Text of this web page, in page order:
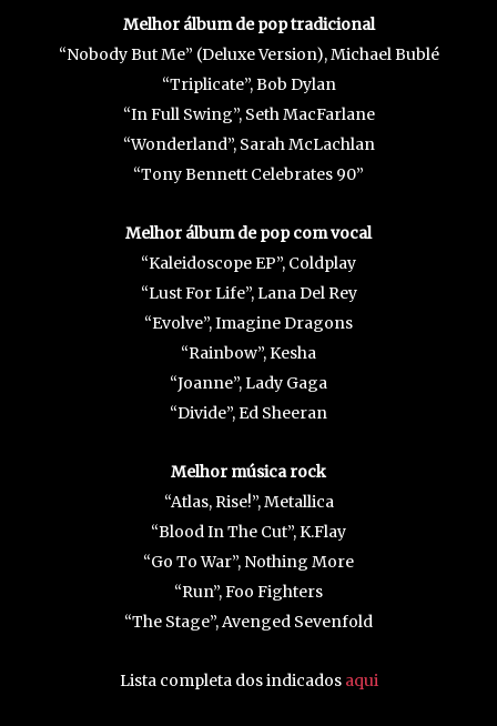
Melhor álbum de pop tradicional
“Nobody But Me” (Deluxe Version), Michael Bublé
“Triplicate”, Bob Dylan
“In Full Swing”, Seth MacFarlane
“Wonderland”, Sarah McLachlan
“Tony Bennett Celebrates 90”
Melhor álbum de pop com vocal
“Kaleidoscope EP”, Coldplay
“Lust For Life”, Lana Del Rey
“Evolve”, Imagine Dragons
“Rainbow”, Kesha
“Joanne”, Lady Gaga
“Divide”, Ed Sheeran
Melhor música rock
“Atlas, Rise!”, Metallica
“Blood In The Cut”, K.Flay
“Go To War”, Nothing More
“Run”, Foo Fighters
“The Stage”, Avenged Sevenfold
Lista completa dos indicados aqui